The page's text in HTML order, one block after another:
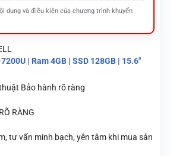
dung và điều kiện của chương trình khuyến
| Ram 4GB | SSD 128GB | 15.6"
Bảo hành rõ ràng
RÀNG
tư vấn minh bạch, yên tâm khi mua sản